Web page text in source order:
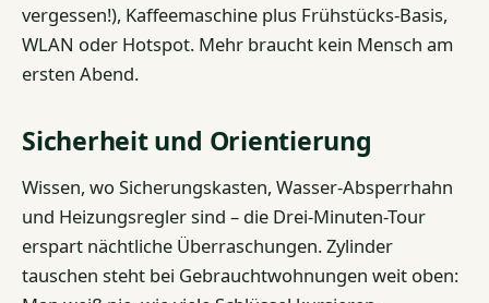
vergessen!), Kaffeemaschine plus Frühstücks-Basis,
WLAN oder Hotspot. Mehr braucht kein Mensch am
ersten Abend.
Sicherheit und Orientierung
Wissen, wo Sicherungskasten, Wasser-Absperrhahn
und Heizungsregler sind – die Drei-Minuten-Tour
erspart nächtliche Überraschungen. Zylinder
tauschen steht bei Gebrauchtwohnungen weit oben: